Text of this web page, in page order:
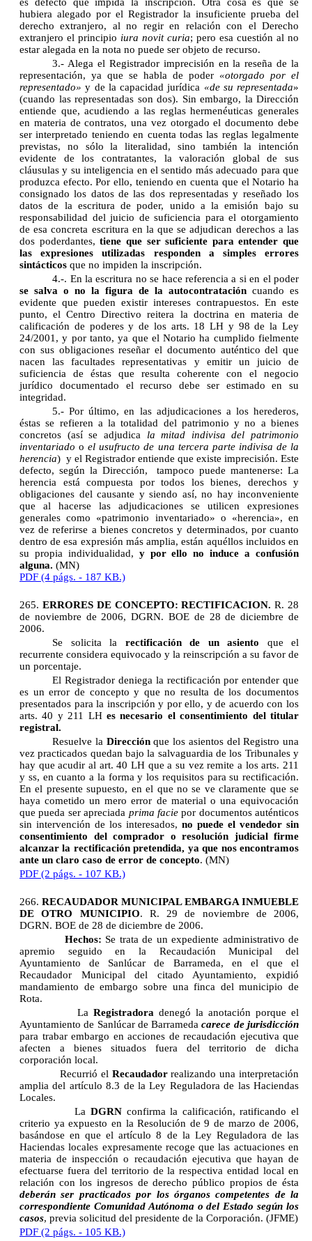
es defecto que impida la inscripción. Otra cosa es que se
hubiera alegado por el Registrador la insuficiente prueba del
derecho extranjero, al no regir en relación con el Derecho
extranjero el principio iura novit curia; pero esa cuestión al no
estar alegada en la nota no puede ser objeto de recurso.
3.- Alega el Registrador imprecisión en la reseña de la
representación, ya que se habla de poder «otorgado por el
representado» y de la capacidad jurídica «de su representada»
(cuando las representadas son dos). Sin embargo, la Dirección
entiende que, acudiendo a las reglas hermenéuticas generales
en materia de contratos, una vez otorgado el documento debe
ser interpretado teniendo en cuenta todas las reglas legalmente
previstas, no sólo la literalidad, sino también la intención
evidente de los contratantes, la valoración global de sus
cláusulas y su inteligencia en el sentido más adecuado para que
produzca efecto. Por ello, teniendo en cuenta que el Notario ha
consignado los datos de las dos representadas y reseñado los
datos de la escritura de poder, unido a la emisión bajo su
responsabilidad del juicio de suficiencia para el otorgamiento
de esa concreta escritura en la que se adjudican derechos a las
dos poderdantes,tiene que ser suficiente para entender que
las expresiones utilizadas responden a simples errores
sintácticos que no impiden la inscripción.
4.-. En la escritura no se hace referencia a si en el poder
se salva o no la figura de la autocontratación cuando es
evidente que pueden existir intereses contrapuestos. En este
punto, el Centro Directivo reitera la doctrina en materia de
calificación de poderes y de los arts. 18 LH y 98 de la Ley
24/2001, y por tanto, ya que el Notario ha cumplido fielmente
con sus obligaciones reseñar el documento auténtico del que
nacen las facultades representativas y emitir un juicio de
suficiencia de éstas que resulta coherente con el negocio
jurídico documentado el recurso debe ser estimado en su
integridad.
5.- Por último, en las adjudicaciones a los herederos,
éstas se refieren a la totalidad del patrimonio y no a bienes
concretos (así se adjudica la mitad indivisa del patrimonio
inventariado oel usufructo de una tercera parte indivisa de la
herencia) y el Registrador entiende que existe imprecisión. Este
defecto, según la Dirección, tampoco puede mantenerse: La
herencia está compuesta por todos los bienes, derechos y
obligaciones del causante y siendo así, no hay inconveniente
que al hacerse las adjudicaciones se utilicen expresiones
generales como «patrimonio inventariado» o «herencia», en
vez de referirse a bienes concretos y determinados, por cuanto
dentro de esa expresión más amplia, están aquéllos incluidos en
su propia individualidad, y por ello no induce a confusión
alguna. (MN)
PDF (4 págs. - 187 KB.)
265. ERRORES DE CONCEPTO: RECTIFICACION.R. 28
de noviembre de 2006, DGRN. BOE de 28 de diciembre de
2006.
Se solicita la rectificación de un asiento que el
recurrente considera equivocado y la reinscripción a su favor de
un porcentaje.
El Registrador deniega la rectificación por entender que
es un error de concepto y que no resulta de los documentos
presentados para la inscripción y por ello, y de acuerdo con los
arts. 40 y 211 LH es necesario el consentimiento del titular
registral.
Resuelve la Direcciónque los asientos del Registro una
vez practicados quedan bajo la salvaguardia de los Tribunales y
hay que acudir al art. 40 LH que a su vez remite a los arts. 211
y ss, en cuanto a la forma y los requisitos para su rectificación.
En el presente supuesto, en el que no se ve claramente que se
haya cometido un mero error de material o una equivocación
que pueda ser apreciada prima faciepor documentos auténticos
sin intervención de los interesados, no puede el vendedor sin
consentimiento del comprador o resolución judicial firme
alcanzar la rectificación pretendida, ya que nos encontramos
ante un claro caso de error de concepto. (MN)
PDF (2 págs. - 107 KB.)
266. RECAUDADOR MUNICIPAL EMBARGA INMUEBLE
DE OTRO MUNICIPIO. R. 29 de noviembre de 2006,
DGRN. BOE de 28 de diciembre de 2006.
Hechos: Se trata de un expediente administrativo de
apremio seguido en la Recaudación Municipal del
Ayuntamiento de Sanlúcar de Barrameda, en el que el
Recaudador Municipal del citado Ayuntamiento, expidió
mandamiento de embargo sobre una finca del municipio de
Rota.
LaRegistradora denegó la anotación porque el
Ayuntamiento de Sanlúcar de Barramedacarece de jurisdicción
para trabar embargo en acciones de recaudación ejecutiva que
afecten a bienes situados fuera del territorio de dicha
corporación local.
Recurrió el Recaudadorrealizando una interpretación
amplia del artículo 8.3 de la Ley Reguladora de las Haciendas
Locales.
La DGRNconfirma la calificación, ratificando el
criterio ya expuesto en la Resolución de 9 de marzo de 2006,
basándose en que el artículo 8 de la Ley Reguladora de las
Haciendas locales expresamente recoge que las actuaciones en
materia de inspección o recaudación ejecutiva que hayan de
efectuarse fuera del territorio de la respectiva entidad local en
relación con los ingresos de derecho público propios de ésta
deberán ser practicados por los órganos competentes de la
correspondiente Comunidad Autónoma o del Estado según los
casos, previa solicitud del presidente de la Corporación. (JFME)
PDF (2 págs. - 105 KB.)